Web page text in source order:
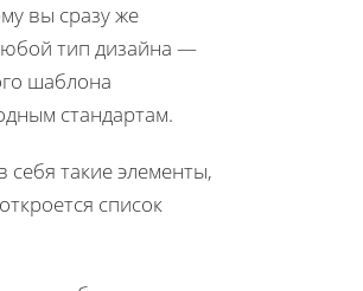
вы сразу же
тип дизайна —
шаблона
стандартам.
такие элементы,
список